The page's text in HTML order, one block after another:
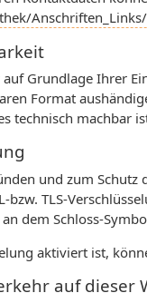
auf Grundlage Ihrer
Format
technisch machbar
und zum
bzw. TLS-
dem Schloss-
aktiviert ist,
auf dieser